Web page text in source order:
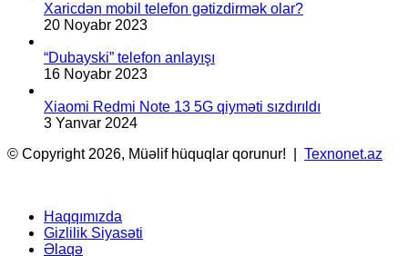
Xaricdən mobil telefon gətizdirmək olar?
20 Noyabr 2023
“Dubayski” telefon anlayışı
16 Noyabr 2023
Xiaomi Redmi Note 13 5G qiyməti sızdırıldı
3 Yanvar 2024
© Copyright 2026, Müəlif hüquqlar qorunur! | Texnonet.az
Haqqımızda
Gizlilik Siyasəti
Əlaqə